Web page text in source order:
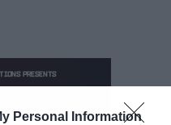
Personal Information
του. Υπήρξε
που συνειδητά
ένιωθατε ότι